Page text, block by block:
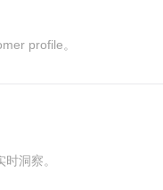
profile。
洞察。